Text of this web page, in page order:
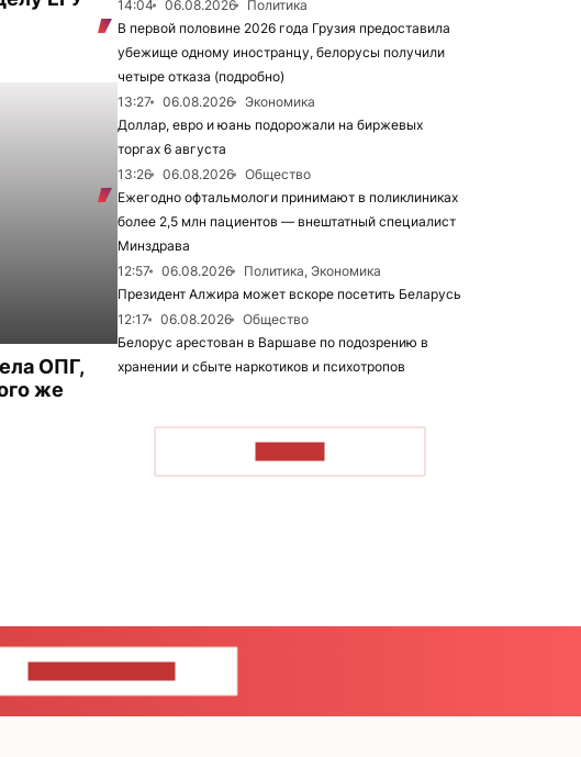
ОПГ,
же
14:04
06.08.2026
Политика
В первой половине 2026 года Грузия предоставила
убежище одному иностранцу, белорусы получили
четыре отказа (подробно)
13:27
06.08.2026
Экономика
Доллар, евро и юань подорожали на биржевых
торгах 6 августа
13:26
06.08.2026
Общество
Ежегодно офтальмологи принимают в поликлиниках
более 2,5 млн пациентов — внештатный специалист
Минздрава
12:57
06.08.2026
Политика, Экономика
Президент Алжира может вскоре посетить Беларусь
12:17
06.08.2026
Общество
Белорус арестован в Варшаве по подозрению в
хранении и сбыте наркотиков и психотропов